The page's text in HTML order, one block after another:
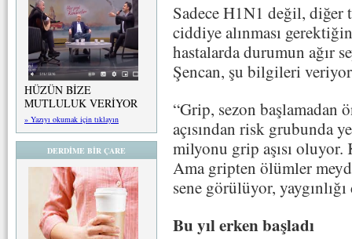
HÜZÜN BİZE
MUTLULUK VERİYOR
» Yazıyı okumak için tıklayın
DERDİME BİR ÇARE
Sadece H1N1 değil,
ciddiye alınması
hastalarda durumun ağır
Şencan, şu bilgileri
“Grip, sezon başlamadan
açısından risk grubunda
milyonu grip aşısı oluyor.
Ama gripten ölümler
sene görülüyor,
Bu yıl erken başladı